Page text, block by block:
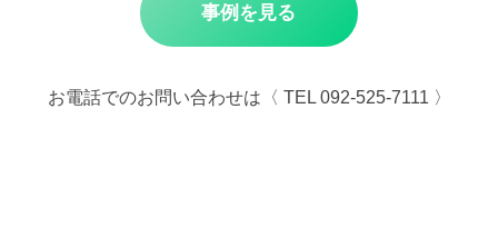
事例を見る
お電話でのお問い合わせは〈 TEL 092-525-7111 〉